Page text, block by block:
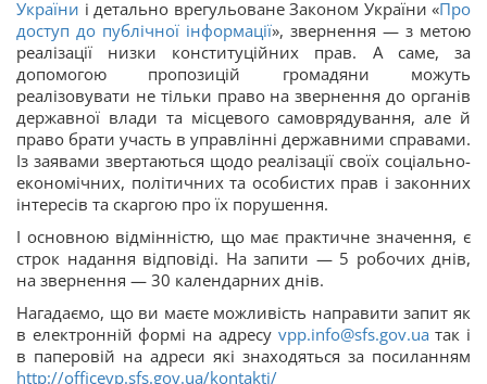
України і детально врегульоване Законом України «Про
доступ до публічної інформації», звернення — з метою
реалізації низки конституційних прав. А саме, за
допомогою пропозицій громадяни можуть
реалізовувати не тільки право на звернення до органів
державної влади та місцевого самоврядування, але й
право брати участь в управлінні державними справами.
Із заявами звертаються щодо реалізації своїх соціально-
економічних, політичних та особистих прав і законних
інтересів та скаргою про їх порушення.
І основною відмінністю, що має практичне значення, є
строк надання відповіді. На запити — 5 робочих днів,
на звернення — 30 календарних днів.
Нагадаємо, що ви маєте можливість направити запит як
в електронній формі на адресу vpp.info@sfs.gov.ua так і
в паперовій на адреси які знаходяться за посиланням
http://officevp.sfs.gov.ua/kontakti/